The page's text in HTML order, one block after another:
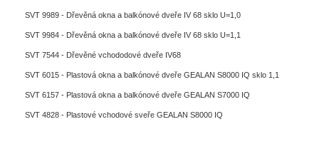
SVT 9989 - Dřevěná okna a balkónové dveře IV 68 sklo U=1,0
SVT 9984 - Dřevěná okna a balkónové dveře IV 68 sklo U=1,1
SVT 7544 - Dřevěné vchododové dveře IV68
SVT 6015 - Plastová okna a balkónové dveře GEALAN S8000 IQ sklo 1,1
SVT 6157 - Plastová okna a balkónové dveře GEALAN S7000 IQ
SVT 4828 - Plastové vchodové sveře GEALAN S8000 IQ